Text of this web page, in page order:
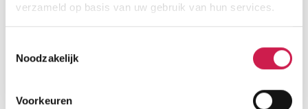
verzameld op basis van uw gebruik van hun services.
Noodzakelijk
Voorkeuren